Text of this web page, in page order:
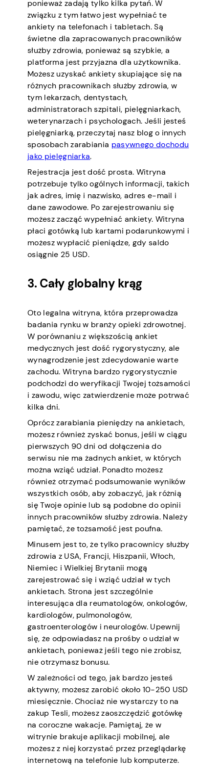
ponieważ zadają tylko kilka pytań. W
związku z tym łatwo jest wypełniać te
ankiety na telefonach i tabletach. Są
świetne dla zapracowanych pracowników
służby zdrowia, ponieważ są szybkie, a
platforma jest przyjazna dla użytkownika.
Możesz uzyskać ankiety skupiające się na
różnych pracownikach służby zdrowia, w
tym lekarzach, dentystach,
administratorach szpitali, pielęgniarkach,
weterynarzach i psychologach. Jeśli jesteś
pielęgniarką, przeczytaj nasz blog o innych
sposobach zarabiania pasywnego dochodu
jako pielęgniarka.
Rejestracja jest dość prosta. Witryna
potrzebuje tylko ogólnych informacji, takich
jak adres, imię i nazwisko, adres e-mail i
dane zawodowe. Po zarejestrowaniu się
możesz zacząć wypełniać ankiety. Witryna
płaci gotówką lub kartami podarunkowymi i
możesz wypłacić pieniądze, gdy saldo
osiągnie 25 USD.
3. Cały globalny krąg
Oto legalna witryna, która przeprowadza
badania rynku w branży opieki zdrowotnej.
W porównaniu z większością ankiet
medycznych jest dość rygorystyczny, ale
wynagrodzenie jest zdecydowanie warte
zachodu. Witryna bardzo rygorystycznie
podchodzi do weryfikacji Twojej tożsamości
i zawodu, więc zatwierdzenie może potrwać
kilka dni.
Oprócz zarabiania pieniędzy na ankietach,
możesz również zyskać bonus, jeśli w ciągu
pierwszych 90 dni od dołączenia do
serwisu nie ma żadnych ankiet, w których
można wziąć udział. Ponadto możesz
również otrzymać podsumowanie wyników
wszystkich osób, aby zobaczyć, jak różnią
się Twoje opinie lub są podobne do opinii
innych pracowników służby zdrowia. Należy
pamiętać, że tożsamość jest poufna.
Minusem jest to, że tylko pracownicy służby
zdrowia z USA, Francji, Hiszpanii, Włoch,
Niemiec i Wielkiej Brytanii mogą
zarejestrować się i wziąć udział w tych
ankietach. Strona jest szczególnie
interesująca dla reumatologów, onkologów,
kardiologów, pulmonologów,
gastroenterologów i neurologów. Upewnij
się, że odpowiadasz na prośby o udział w
ankietach, ponieważ jeśli tego nie zrobisz,
nie otrzymasz bonusu.
W zależności od tego, jak bardzo jesteś
aktywny, możesz zarobić około 10-250 USD
miesięcznie. Chociaż nie wystarczy to na
zakup Tesli, możesz zaoszczędzić gotówkę
na coroczne wakacje. Pamiętaj, że w
witrynie brakuje aplikacji mobilnej, ale
możesz z niej korzystać przez przeglądarkę
internetową na telefonie lub komputerze.